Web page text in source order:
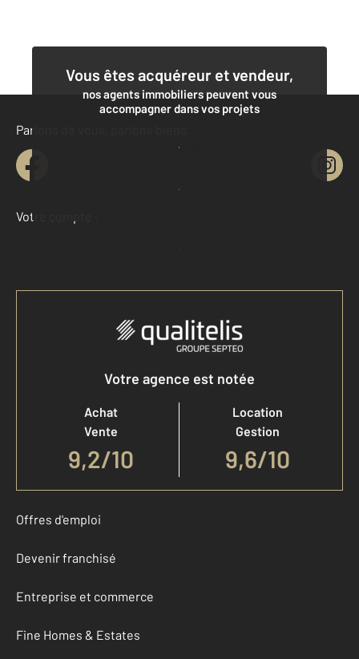
Vous êtes acquéreur et vendeur,
nos agents immobiliers peuvent vous
accompagner dans vos projets
Contacter l'agence
Demander une estimation
Parlons de vous, parlons biens
Votre compte :
Accéder à mon compte
Votre agence est notée
Achat
Vente
9,2/10
Location
Gestion
9,6/10
Offres d'emploi
Devenir franchisé
Entreprise et commerce
Fine Homes & Estates